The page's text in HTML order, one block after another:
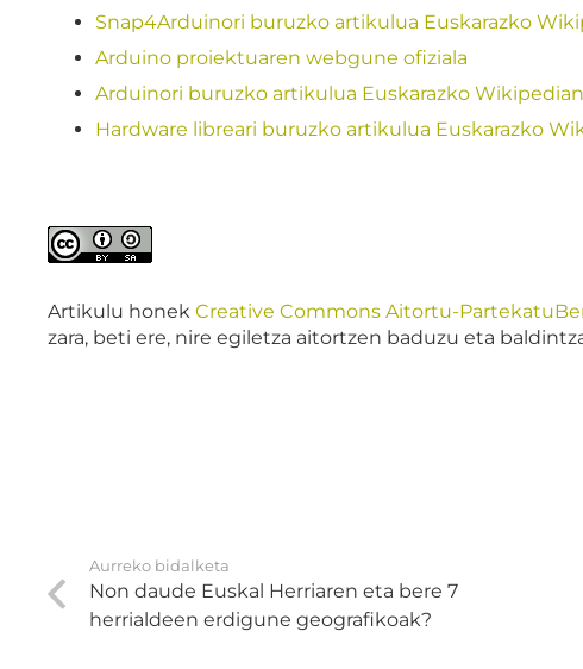
Snap4Arduinori buruzko artikulua Euskarazko
Arduino proiektuaren webgune ofiziala
Arduinori buruzko artikulua Euskarazko Wikipedian
Hardware libreari buruzko artikulua Euskarazko
Artikulu honek Creative Commons Aitortu-
zara, beti ere, nire egiletza aitortzen baduzu eta
Aurreko bidalketa
Non daude Euskal Herriaren eta bere 7
herrialdeen erdigune geografikoak?